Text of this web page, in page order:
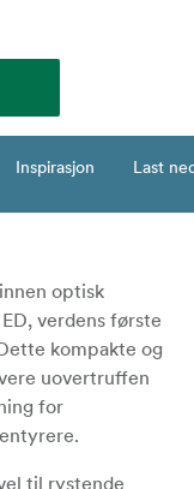
Inspirasjon Last
optisk
verdens første
kompakte og
uovertruffen
for
til rystende